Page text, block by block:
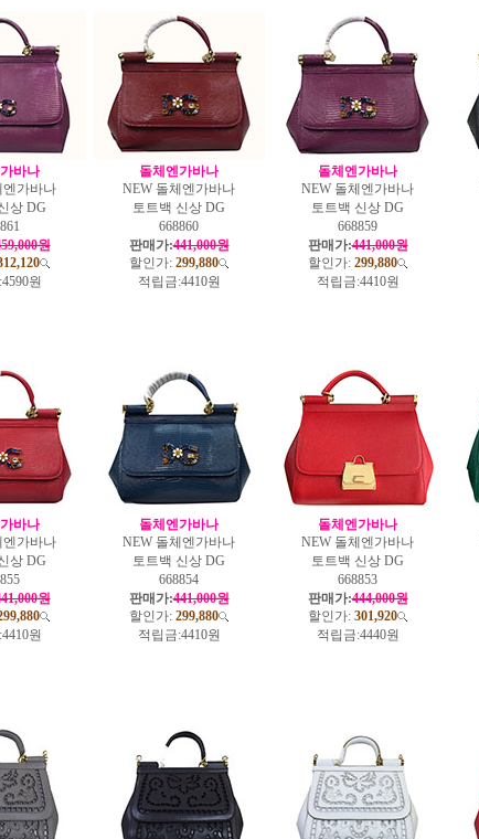
바나
엔가바나
상 DG
원
4590원
돌체엔가바나
NEW 돌체엔가바나
토트백 신상 DG
668860
판매가:441,000원
할인가: 299,880
적립금:4410원
돌체엔가바나
NEW 돌체엔가바나
토트백 신상 DG
668859
판매가:441,000원
할인가: 299,880
적립금:4410원
바나
엔가바나
상 DG
원
4410원
돌체엔가바나
NEW 돌체엔가바나
토트백 신상 DG
668854
판매가:441,000원
할인가: 299,880
적립금:4410원
돌체엔가바나
NEW 돌체엔가바나
토트백 신상 DG
668853
판매가:444,000원
할인가: 301,920
적립금:4440원